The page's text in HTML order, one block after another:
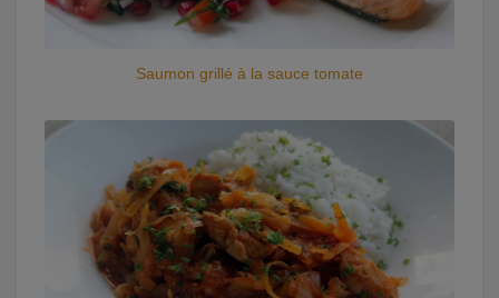
Saumon grillé à la sauce tomate